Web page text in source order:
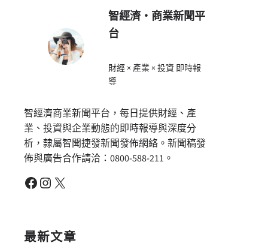
智經濟・商業新聞平
台
財經 × 產業 × 投資 即時報
導
智經濟商業新聞平台，每日提供財經、產
業、投資與企業動態的即時報導與深度分
析，隸屬智聞捷發新聞發佈網絡。新聞稿發
佈與廣告合作請洽：0800-588-211。
Facebook Instagram X
最新文章